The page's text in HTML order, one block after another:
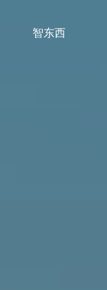
智东西